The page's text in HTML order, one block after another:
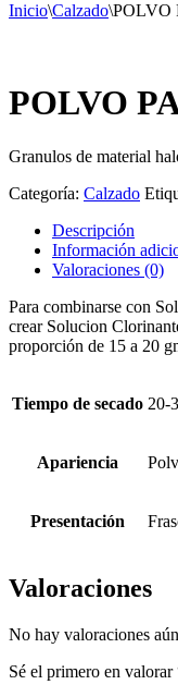
Inicio\Calzado\POLVO
POLVO
Granulos de material
Categoría: Calzado
Descripción
Información
Valoraciones (0)
Para combinarse con
crear Solucion
proporción de 15 a 20
Tiempo de secado 20-
Apariencia
Presentación
Valoraciones
No hay valoraciones
Sé el primero en